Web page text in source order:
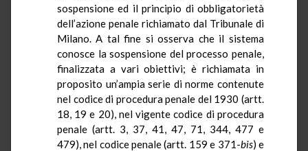
sospensione ed il principio di obbligatorietà
dell’azione penale richiamato dal Tribunale di
Milano. A tal fine si osserva che il sistema
conosce la sospensione del processo penale,
finalizzata a vari obiettivi; è richiamata in
proposito un’ampia serie di norme contenute
nel codice di procedura penale del 1930 (artt.
18, 19 e 20), nel vigente codice di procedura
penale (artt. 3, 37, 41, 47, 71, 344, 477 e
479), nel codice penale (artt. 159 e 371-bis) e